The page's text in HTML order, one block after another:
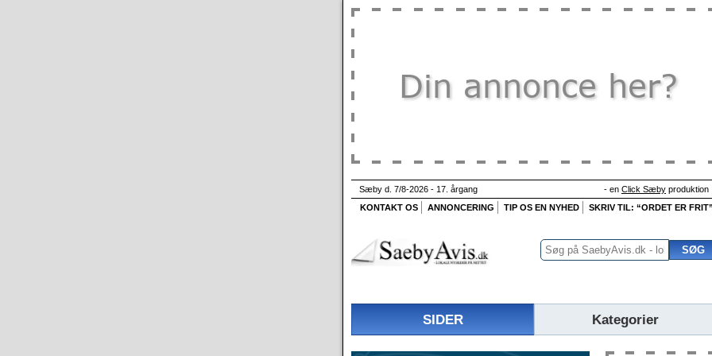
Sæby d. 7/8-2026 - 17. årgang - en Click Sæby produktion
KONTAKT OS
ANNONCERING TIP OS EN NYHED SKRIV TIL: “ORDET ER
SIDER Kategorier